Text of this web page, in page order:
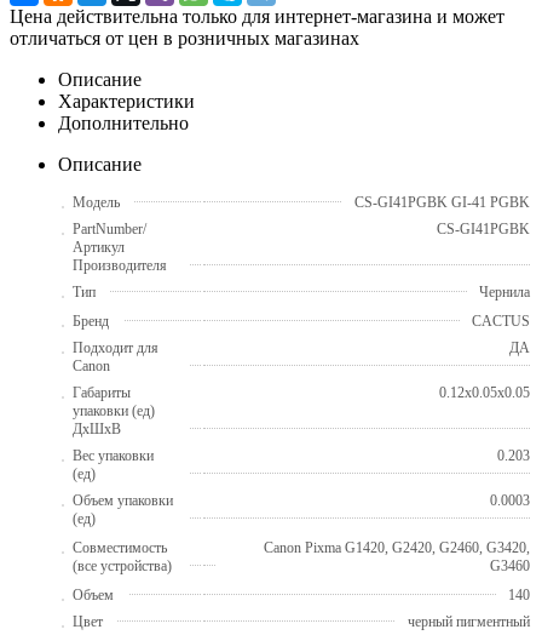
Цена действительна только для интернет-магазина и может
отличаться от цен в розничных магазинах
Описание
Характеристики
Дополнительно
Описание
Модель
CS-GI41PGBK GI-41 PGBK
PartNumber/
Артикул
Производителя
CS-GI41PGBK
Тип
Чернила
Бренд
CACTUS
Подходит для
Canon
ДА
Габариты
упаковки (ед)
ДхШхВ
0.12x0.05x0.05
Вес упаковки
(ед)
0.203
Объем упаковки
(ед)
0.0003
Совместимость
(все устройства)
Canon Pixma G1420, G2420, G2460, G3420,
G3460
Объем
140
Цвет
черный пигментный